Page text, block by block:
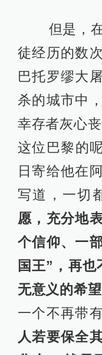
但是，在
徒经历的数
巴托罗缪大
杀的城市中
幸存者灰心
这位巴黎的
日寄给他在
写道，一切
愿，充分地
个信仰、一
国王”，再
无意义的希望
一个不再带
人若要保全